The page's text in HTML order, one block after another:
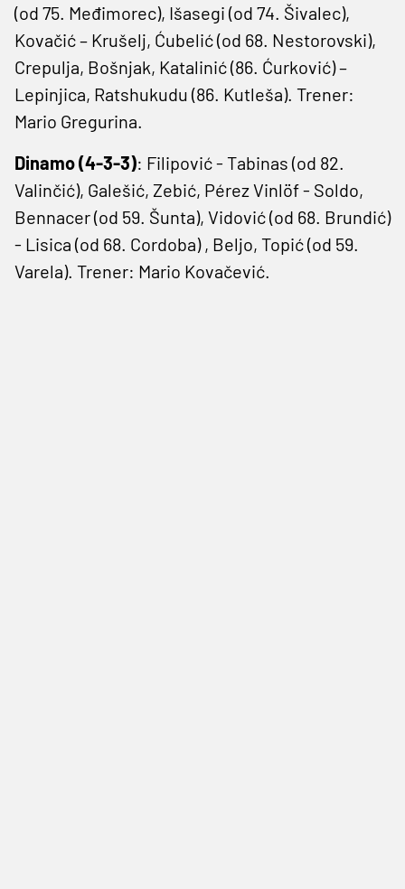
(od 75. Međimorec), Išasegi (od 74. Šivalec),
Kovačić – Krušelj, Ćubelić (od 68. Nestorovski),
Crepulja, Bošnjak, Katalinić (86. Ćurković) –
Lepinjica, Ratshukudu (86. Kutleša). Trener:
Mario Gregurina.
Dinamo (4-3-3): Filipović - Tabinas (od 82.
Valinčić), Galešić, Zebić, Pérez Vinlöf - Soldo,
Bennacer (od 59. Šunta), Vidović (od 68. Brundić)
- Lisica (od 68. Cordoba) , Beljo, Topić (od 59.
Varela). Trener: Mario Kovačević.